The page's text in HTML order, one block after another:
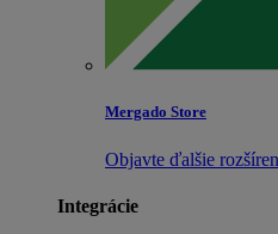
Mergado Store
Objavte ďalšie
Integrácie